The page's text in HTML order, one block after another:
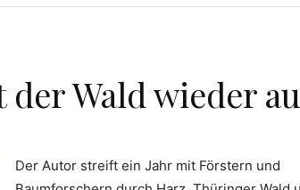
Wald wieder
Der Autor streift ein Jahr mit Förstern und